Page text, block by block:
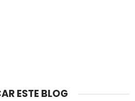
ESTE BLOG